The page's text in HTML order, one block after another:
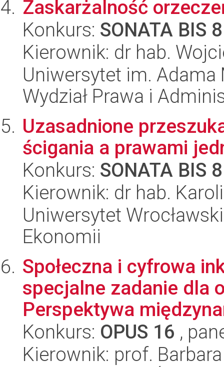
Zaskarżalność
Konkurs: SONATA BIS 8
Kierownik: dr hab.
Uniwersytet im.
Wydział Prawa i
Uzasadnione
ścigania a prawami
Konkurs: SONATA BIS 8
Kierownik: dr hab.
Uniwersytet
Ekonomii
Społeczna i cyfrowa
specjalne zadanie dla
Perspektywa
Konkurs: OPUS 16 ,
Kierownik: prof.